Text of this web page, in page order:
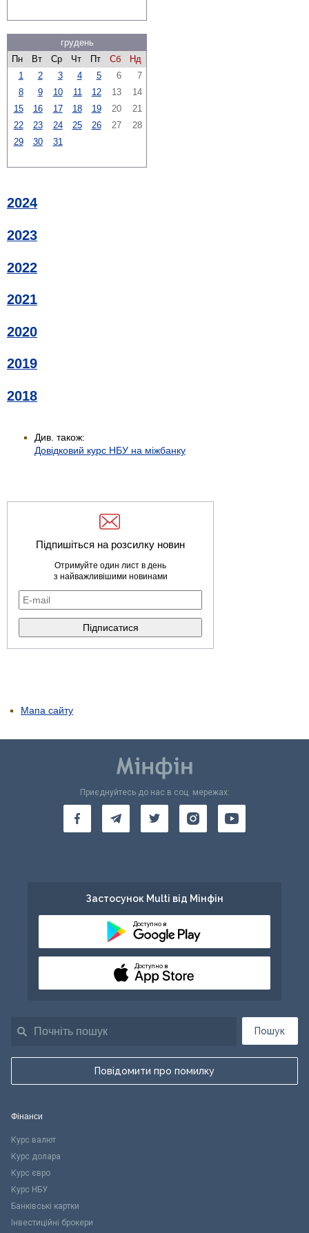
грудень
Пн
Вт Ср Чт Пт Сб
Нд
1
2 3 4 5 6
7
8
9 10 11 12 13
14
15
16 17 18 19 20
21
22
23 24 25 26 27
28
29
30 31
2024
2023
2022
2021
2020
2019
2018
Див. також:
Довідковий курс НБУ на міжбанку
Підпишіться на розсилку новин
Отримуйте один лист в день
з найважливішими новинами
Мапа сайту
Пошук
Повідомити про помилку
Приєднуйтесь до нас в соц. мережах:
Застосунок Multi від Мінфін
Доступно в
Доступно в
Фінанси
Курс валют
Курс долара
Курс євро
Курс НБУ
Банківські картки
Інвестиційні брокери